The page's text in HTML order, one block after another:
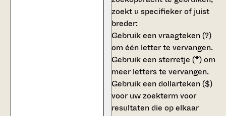
zoekt u specifieker of juist
breder:
Gebruik eenvraagteken (?)
om één letter te vervangen.
Gebruik eensterretje (*)om
meer letters te vervangen.
Gebruik eendollarteken ($)
voor uw zoekterm voor
resultaten die op elkaar